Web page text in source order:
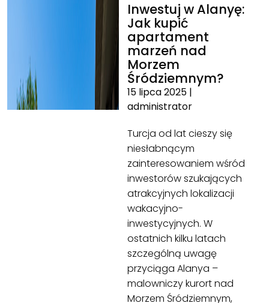
Inwestuj w Alanyę:
Jak kupić
apartament
marzeń nad
Morzem
Śródziemnym?
15 lipca 2025 |
administrator
Turcja od lat cieszy się
niesłabnącym
zainteresowaniem wśród
inwestorów szukających
atrakcyjnych lokalizacji
wakacyjno-
inwestycyjnych. W
ostatnich kilku latach
szczególną uwagę
przyciąga Alanya –
malowniczy kurort nad
Morzem Śródziemnym,